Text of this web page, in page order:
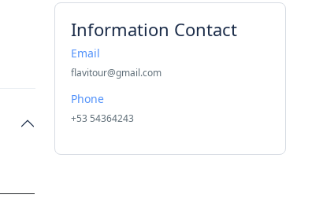
Information Contact
Email
flavitour@gmail.com
Phone
+53 54364243